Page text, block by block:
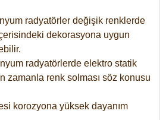
radyatörler değişik renklerde
dekorasyona uygun
radyatörlerde elektro statik
zamanla renk solması söz konusu
korozyona yüksek dayanım